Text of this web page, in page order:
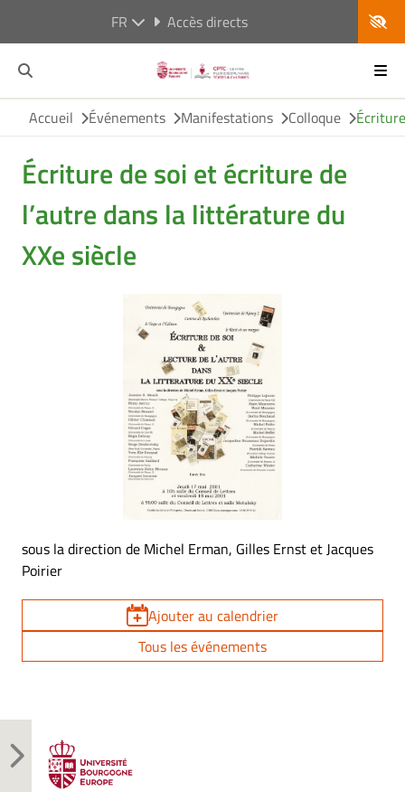
FR Accès directs
Accueil Événements Manifestations Colloque
Écriture de soi et écriture de
l’autre dans la littérature du
XXe siècle
sous la direction de Michel Erman, Gilles Ernst et Jacques
Poirier
Ajouter au calendrier
Tous les événements